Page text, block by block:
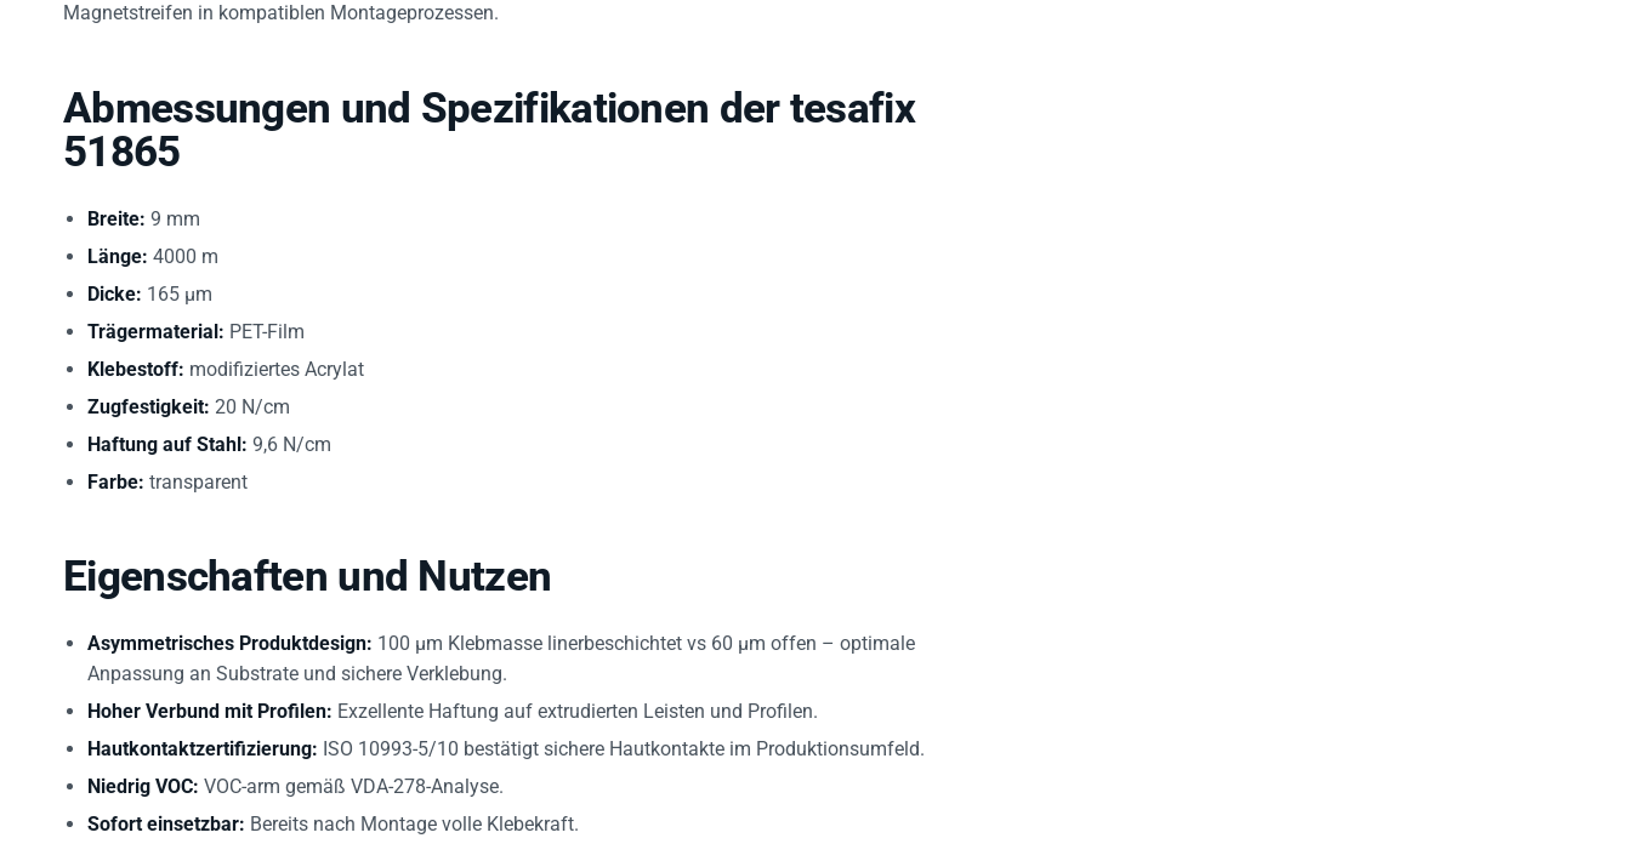
Magnetstreifen in kompatiblen Montageprozessen.
Abmessungen und Spezifikationen der tesafix
51865
Breite: 9 mm
Länge: 4000 m
Dicke: 165 µm
Trägermaterial: PET-Film
Klebestoff: modifiziertes Acrylat
Zugfestigkeit: 20 N/cm
Haftung auf Stahl: 9,6 N/cm
Farbe: transparent
Eigenschaften und Nutzen
Asymmetrisches Produktdesign: 100 µm Klebmasse linerbeschichtet vs 60 µm offen – optimale
Anpassung an Substrate und sichere Verklebung.
Hoher Verbund mit Profilen: Exzellente Haftung auf extrudierten Leisten und Profilen.
Hautkontaktzertifizierung: ISO 10993-5/10 bestätigt sichere Hautkontakte im Produktionsumfeld.
Niedrig VOC: VOC-arm gemäß VDA-278-Analyse.
Sofort einsetzbar: Bereits nach Montage volle Klebekraft.